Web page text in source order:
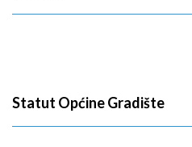
Statut Općine Gradište